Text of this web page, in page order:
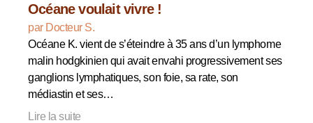
Océane voulait vivre !
par Docteur S.
Océane K. vient de s’éteindre à 35 ans d’un lymphome
malin hodgkinien qui avait envahi progressivement ses
ganglions lymphatiques, son foie, sa rate, son
médiastin et ses…
Lire la suite